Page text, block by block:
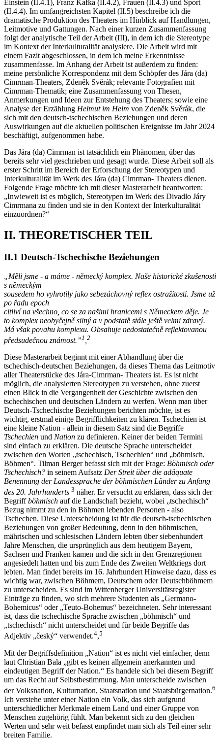
Einstein (II.4.1), Franz Kafka (II.4.2), Frauen (II.4.3) und Sport
(II.4.4). Im umfangreichsten Kapitel (II.5) beschreibe ich die
dramatische Produktion des Theaters im Hinblick auf Handlungen,
Leitmotive und Gattungen. Nach einer kurzen Zusammenfassung
folgt der analytische Teil der Arbeit (III), in dem ich die Stereotype
im Kontext der Interkulturalität analysiere. Die Arbeit wird mit
einem Fazit abgeschlossen, in dem ich meine Erkenntnisse
zusammenfasse. Im Anhang der Arbeit ist außerdem zu finden:
meine persönliche Korrespondenz mit dem Schöpfer des Jára (da)
Cimrman-Theaters, Zdeněk Svěrák; relevante Fotografien mit
Cimrman-Thematik; eine Zusammenfassung von Thesen,
Anmerkungen und Ideen zur Entstehung des Theaters; sowie eine
Analyse der Erzählung Helmut im Helm von Zdeněk Svěrák, die
sich mit den deutsch-tschechischen Beziehungen und deren
Auswirkungen auf die aktuellen politischen Ereignisse im Jahr 2024
beschäftigt, aufgenommen habe.
Das Jára (da) Cimrman ist tatsächlich ein Phänomen, über das
bereits sehr viel geschrieben und gesagt wurde. Diese Arbeit soll als
erster Schritt im Bereich der Erforschung der Stereotypen und
Interkulturalität im Werk des Jára (da) Cimrman- Theaters dienen.
Folgende Frage möchte ich mit dieser Masterarbeit beantworten:
„Inwieweit ist es möglich, Stereotypen im Werk des Divadlo Járy
Cimrmana zu finden und sie in den Kontext der Interkulturalität
einzuordnen?“
II. THEORETISCHER TEIL
II.1 Deutsch-Tschechische Beziehungen
„Měli jsme - a máme - německý komplex. Naše historické zkušenosti
s německým
sousedem ho vyhrotily jako sebezáchovný reflex ostražitosti. Jsme už
po řadu epoch
citliví na všechno, co se za našimi hranicemi s Německem děje. Je
to komplex neobyčejně silný a v podstatě stále ještě velmi zdravý.
Má však povahu komplexu. Obsahuje nedostatečně reflektovanou
předsudečnou známost.”1 2
Diese Masterarbeit beginnt mit einer Abhandlung über die
tschechisch-deutschen Beziehungen, da dieses Thema das Leitmotiv
aller Theaterstücke des Jára-Cimrman- Theaters ist. Es ist nicht
möglich, die analysierten Stereotypen zu verstehen, ohne zuerst
einen Blick in die Vergangenheit der Geschichte zwischen den
tschechischen und deutschen Ländern zu werfen. Wenn man über
Deutsch-Tschechische Beziehungen berichten möchte, ist es
wichtig, erstmal einige Begrifflichkeiten zu klären. Tschechien ist
eine kleine Nation - allein in diesem Satz sind die Begriffe
Tschechien und Nation zu definieren. Keiner der beiden Termini
sind einfach zu erklären. Die deutsche Sprache unterscheidet
zwischen den Worten „tschechisch, Tschechien“ und „böhmisch,
Böhmen“. Tilman Berger befasst sich mit der Frage: Böhmisch oder
Tschechisch? in seinem Aufsatz Der Streit über die adäquate
Benennung der Landessprache der böhmischen Länder zu Anfang
des 20. Jahrhunderts 3 näher. Er versucht zu erklären, dass sich der
Begriffböhmisch auf die Landschaft bezieht, wobei „tschechisch“
Bezug nimmt zu den in Böhmen lebenden Personen - also
Tschechen. Diese Unterscheidung ist für die deutsch-tschechischen
Beziehungen von großer Bedeutung, denn in den böhmischen,
mährischen und schlesischen Ländern lebten über siebenhundert
Jahre Menschen, die ursprünglich aus dem heutigem Bayern,
Sachsen und Franken kamen und die sich in den Grenzregionen
angesiedelt hatten und bis zum Ende des Zweiten Weltkriegs dort
lebten. Man findet bereits im 16. Jahrhundert Hinweise dazu, dass es
wichtig war, zwischen Böhmem, Deutschem oder Deutschböhmem
zu unterscheiden. Es sind im Wittenberger Universitätsregister
Einträge zu finden, wo sich mehrere Studenten als „Germano-
Bohemicus“ oder „Teuto-Bohemus“ bezeichneten. Sehr interessant
ist, dass die tschechische Sprache zwischen „böhmisch“ und
„tschechisch“ nicht unterscheidet und für beide Begriffe das
Adjektiv „český“ verwendet.4,5
Mit der Begriffsdefinition „Nation“ ist es nicht viel einfacher, denn
laut Christian Bala „gibt es keinen allgemein anerkannten und
eindeutigen Begriff der Nation.“ Es handele sich bei diesem Begriff
um das Recht auf Selbstbestimmung. Man unterscheide zwischen
der Volksnation, Kulturnation, Staatsnation und Staatsbürgernation.6
Ich verstehe unter einer Nation ein Volk, das sich aufgrund
unterschiedlicher Merkmale einem Land und einer Gruppe von
Menschen zugehörig fühlt. Man bekennt sich zu den gleichen
Werten und sehr weit befasst empfindet man sich als Teil einer sehr
breiten Familie.